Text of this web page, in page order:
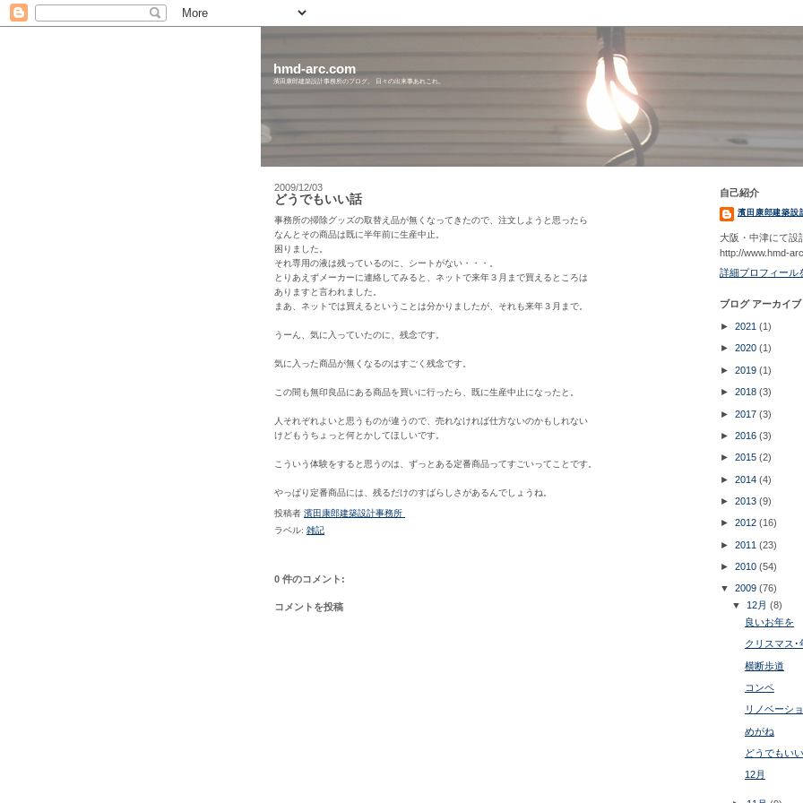
hmd-arc.com
濱田康郎建築設計事務所のブログ。 日々の出来事あれこれ。
2009/12/03
どうでもいい話
事務所の掃除グッズの取替え品が無くなってきたので、注文しようと思ったら
なんとその商品は既に半年前に生産中止。
困りました。
それ専用の液は残っているのに、シートがない・・・。
とりあえずメーカーに連絡してみると、ネットで来年３月まで買えるところは
ありますと言われました。
まあ、ネットでは買えるということは分かりましたが、それも来年３月まで。
うーん、気に入っていたのに、残念です。
気に入った商品が無くなるのはすごく残念です。
この間も無印良品にある商品を買いに行ったら、既に生産中止になったと。
人それぞれよいと思うものが違うので、売れなければ仕方ないのかもしれない
けどもうちょっと何とかしてほしいです。
こういう体験をすると思うのは、ずっとある定番商品ってすごいってことです。
やっぱり定番商品には、残るだけのすばらしさがあるんでしょうね。
投稿者 濱田康郎建築設計事務所
ラベル: 雑記
0 件のコメント:
コメントを投稿
自己紹介
濱田康郎建築設
大阪・中津にて設
http://www.hmd-
詳細プロフィール
ブログ アーカイブ
► 2021 (1)
► 2020 (1)
► 2019 (1)
► 2018 (3)
► 2017 (3)
► 2016 (3)
► 2015 (2)
► 2014 (4)
► 2013 (9)
► 2012 (16)
► 2011 (23)
► 2010 (54)
▼ 2009 (76)
▼ 12月(8)
良いお年を
クリスマス･
横断歩道
コンペ
リノベーシ
めがね
どうでもい
12月